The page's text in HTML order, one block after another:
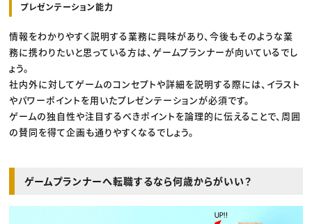
プレゼンテーション能力
情報をわかりやすく説明する業務に興味があり、今後もそのような業
務に携わりたいと思っている方は、ゲームプランナーが向いているでし
ょう。
社内外に対してゲームのコンセプトや詳細を説明する際には、イラスト
やパワーポイントを用いたプレゼンテーションが必須です。
ゲームの独自性や注目するべきポイントを論理的に伝えることで、周囲
の賛同を得て企画も通りやすくなるでしょう。
ゲームプランナーへ転職するなら何歳からがいい？